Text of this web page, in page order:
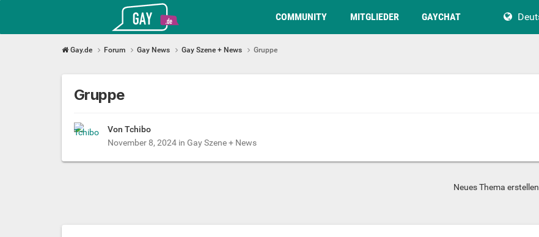
COMMUNITY MITGLIEDER GAYCHAT
Gay.de Forum Gay News Gay Szene + News Gruppe
Gruppe
Von Tchibo
November 8, 2024in Gay Szene + News
Neues Thema erstellen